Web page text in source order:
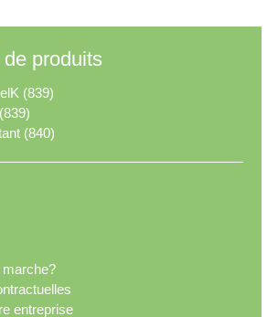
produits
(839)
(839)
(840)
entreprise